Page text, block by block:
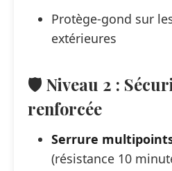
Protège-gond sur
extérieures
🛡️ Niveau 2 :
renforcée
Serrure
(résistance 10